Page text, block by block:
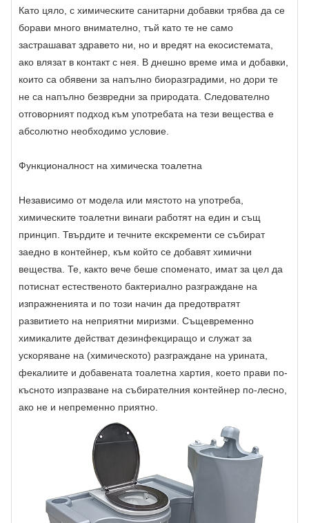
Като цяло, с химическите санитарни добавки трябва да се
борави много внимателно, тъй като те не само
застрашават здравето ни, но и вредят на екосистемата,
ако влязат в контакт с нея. В днешно време има и добавки,
които са обявени за напълно биоразградими, но дори те
не са напълно безвредни за природата. Следователно
отговорният подход към употребата на тези вещества е
абсолютно необходимо условие.
Функционалност на химическа тоалетна
Независимо от модела или мястото на употреба,
химическите тоалетни винаги работят на един и същ
принцип. Твърдите и течните екскременти се събират
заедно в контейнер, към който се добавят химични
вещества. Те, както вече беше споменато, имат за цел да
потиснат естественото бактериално разграждане на
изпражненията и по този начин да предотвратят
развитието на неприятни миризми. Същевременно
химикалите действат дезинфекциращо и служат за
ускоряване на (химическото) разграждане на урината,
фекалиите и добавената тоалетна хартия, което прави по-
късното изпразване на събирателния контейнер по-лесно,
ако не и непременно приятно.